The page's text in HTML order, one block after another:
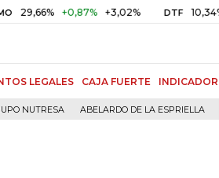
+0,87% +3,02% DTF 10,34%
LEGALES CAJA FUERTE
NUTRESA ABELARDO DE LA ESPRIELLA